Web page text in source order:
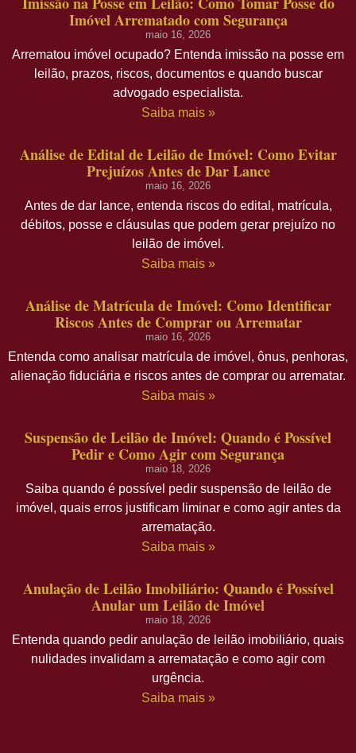
Imóvel Arrematado com Segurança
maio 16, 2026
Arrematou imóvel ocupado? Entenda imissão na posse em
leilão, prazos, riscos, documentos e quando buscar
advogado especialista.
Saiba mais »
Análise de Edital de Leilão de Imóvel: Como Evitar
Prejuízos Antes de Dar Lance
maio 16, 2026
Antes de dar lance, entenda riscos do edital, matrícula,
débitos, posse e cláusulas que podem gerar prejuízo no
leilão de imóvel.
Saiba mais »
Análise de Matrícula de Imóvel: Como Identificar
Riscos Antes de Comprar ou Arrematar
maio 16, 2026
Entenda como analisar matrícula de imóvel, ônus, penhoras,
alienação fiduciária e riscos antes de comprar ou arrematar.
Saiba mais »
Suspensão de Leilão de Imóvel: Quando é Possível
Pedir e Como Agir com Segurança
maio 18, 2026
Saiba quando é possível pedir suspensão de leilão de
imóvel, quais erros justificam liminar e como agir antes da
arrematação.
Saiba mais »
Anulação de Leilão Imobiliário: Quando é Possível
Anular um Leilão de Imóvel
maio 18, 2026
Entenda quando pedir anulação de leilão imobiliário, quais
nulidades invalidam a arrematação e como agir com
urgência.
Saiba mais »